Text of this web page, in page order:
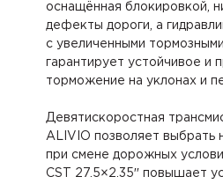
оснащённая блокировкой,
дефекты дороги, а
с увеличенными
гарантирует устойчивое и
торможение на уклонах и
Девятискоростная
ALIVIO позволяет выбрать
при смене дорожных
CST 27.5×2.35′′ повышает